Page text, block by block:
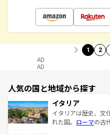
1 2
AD
AD
人気の国と地域から探す
イタリア
イタリアは歴史、文
れた国。 ローマの古